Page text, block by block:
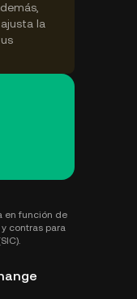
la
en función de
contras para